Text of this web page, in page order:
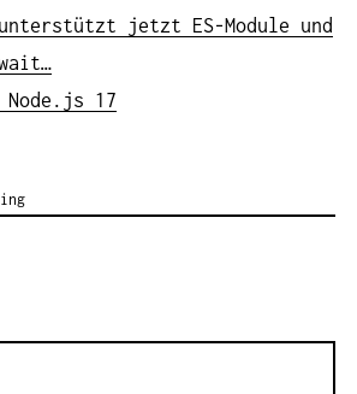
unterstützt jetzt ES-Module und
17